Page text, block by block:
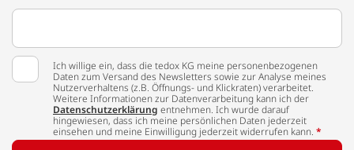
Ich willige ein, dass die tedox KG meine personenbezogenen
Daten zum Versand des Newsletters sowie zur Analyse meines
Nutzerverhaltens (z.B. Öffnungs- und Klickraten) verarbeitet.
Weitere Informationen zur Datenverarbeitung kann ich der
Datenschutzerklärung entnehmen. Ich wurde darauf
hingewiesen, dass ich meine persönlichen Daten jederzeit
einsehen und meine Einwilligung jederzeit widerrufen kann. *